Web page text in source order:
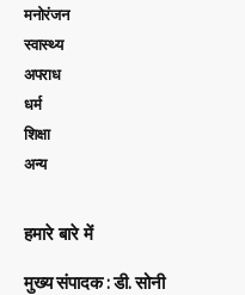
मनोरंजन
स्वास्थ्य
अपराध
धर्म
शिक्षा
अन्य
हमारे बारे में
मुख्य संपादक : डी. सोनी